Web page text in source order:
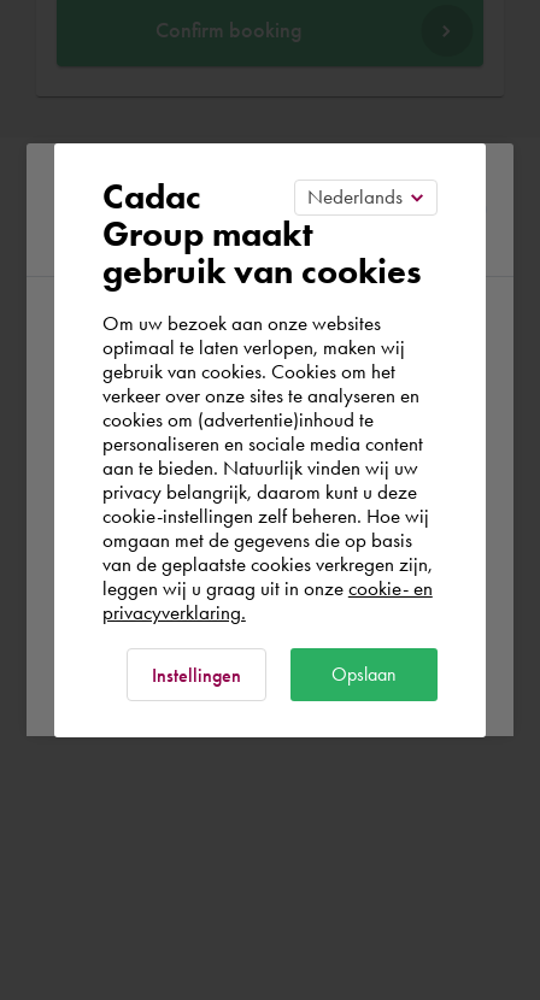
Confirm booking
Please confirm your current
region
According to us you are situated in Rest of
the world. Please confirm in which country
you wish to shop.
Portugal
Rest of the world
Cadac
Group maakt
gebruik van cookies
Om uw bezoek aan onze websites
optimaal te laten verlopen, maken wij
gebruik van cookies. Cookies om het
verkeer over onze sites te analyseren en
cookies om (advertentie)inhoud te
personaliseren en sociale media content
aan te bieden. Natuurlijk vinden wij uw
privacy belangrijk, daarom kunt u deze
cookie-instellingen zelf beheren. Hoe wij
omgaan met de gegevens die op basis
van de geplaatste cookies verkregen zijn,
leggen wij u graag uit in onze cookie- en
privacyverklaring.
Instellingen Opslaan